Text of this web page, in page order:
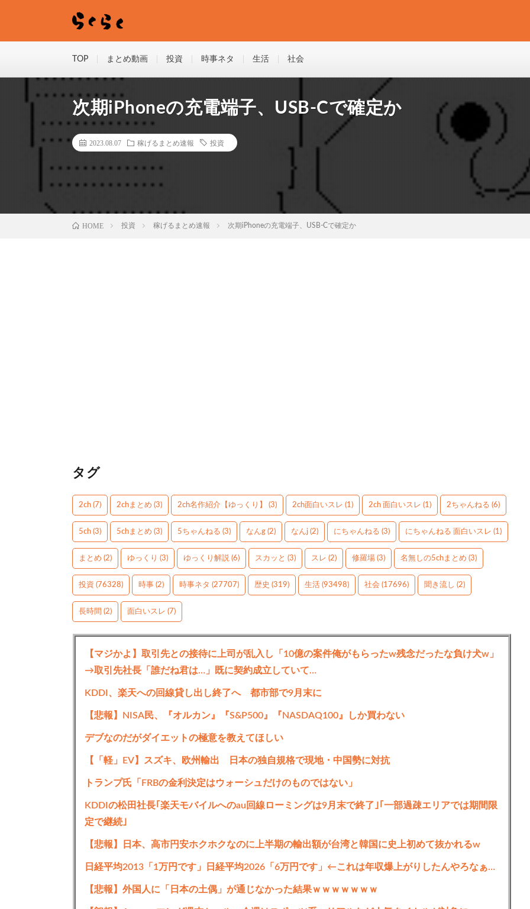
TOP まとめ動画 投資 時事ネタ 生活 社会
次期iPhoneの充電端子、USB-Cで確定か
2023.08.07 稼げるまとめ速報 投資
HOME 投資 稼げるまとめ速報 次期iPhoneの充電端子、USB-Cで確定か
タグ
2ch (7) 2chまとめ (3) 2ch名作紹介【ゆっくり】 (3) 2ch面白いスレ (1) 2ch 面白いスレ (1) 2ちゃんねる (6)
5ch (3) 5chまとめ (3) 5ちゃんねる (3) なんg (2) なんj (2) にちゃんねる (3) にちゃんねる 面白いスレ (1)
まとめ (2) ゆっくり (3) ゆっくり解説 (6) スカッと (3) スレ (2) 修羅場 (3) 名無しの5chまとめ (3)
投資 (76328) 時事 (2) 時事ネタ (27707) 歴史 (319) 生活 (93498) 社会 (17696) 聞き流し (2)
長時間 (2) 面白いスレ (7)
【マジかよ】取引先との接待に上司が乱入し「10億の案件俺がもらったw残念だったな負け犬w」
→取引先社長「誰だね君は…」既に契約成立していて…
KDDI、楽天への回線貸し出し終了へ 都市部で9月末に
【悲報】NISA民、『オルカン』『S&P500』『NASDAQ100』しか買わない
デブなのだがダイエットの極意を教えてほしい
【「軽」EV】スズキ、欧州輸出 日本の独自規格で現地・中国勢に対抗
トランプ氏「FRBの金利決定はウォーシュだけのものではない」
KDDIの松田社長｢楽天モバイルへのau回線ローミングは9月末で終了｣｢一部過疎エリアでは期間限
定で継続｣
【悲報】日本、高市円安ホクホクなのに上半期の輸出額が台湾と韓国に史上初めて抜かれるw
日経平均2013「1万円です」日経平均2026「6万円です」←これは年収爆上がりしたんやろなぁ…
【悲報】外国人に「日本の土偶」が通じなかった結果ｗｗｗｗｗｗｗ